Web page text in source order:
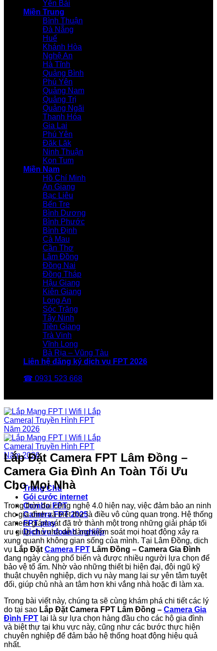
Yên Bái
Miền Trung
Bình Thuận
Đà Nẵng
Huế
Khánh Hòa
Nghệ An
Hà Tĩnh
Quảng Bình
Phú Yên
Quảng Nam
Quảng Trị
Quảng Ngãi
Thanh Hóa
Gia Lai
Phú Yên
Đăk Lăk
Ninh Thuận
Kon Tum
Miền Nam
Hồ Chí Minh
An Giang
Bạc Liêu
Bến Tre
Bình Dương
Bình Phước
Bình Định
Cà Mau
Cần Thơ
Lâm Đồng
Đồng Nai
Đồng Tháp
Hậu Giang
Kiên Giang
Long An
Sóc Trăng
Tây Ninh
Tiền Giang
Trà Vinh
Vĩnh Long
Bà Rịa – Vũng Tàu
Liên hệ đăng ký dịch vụ FPT 2026
☎ 0931 523 668
Trang Chủ
Gói cước internet
Combo FPT
Camera FPT 2025
FPT play
Dịch vụ doanh nghiệp
Lắp Đặt Camera FPT Lâm Đồng –
Camera Gia Đình An Toàn Tối Ưu
Cho Mọi Nhà
Trong thời đại công nghệ 4.0 hiện nay, việc đảm bảo an ninh
cho gia đình và biệt thự là điều vô cùng quan trọng. Hệ thống
camera giám sát đã trở thành một trong những giải pháp tối
ưu giúp chủ nhà dễ dàng kiểm soát mọi hoạt động xảy ra
xung quanh không gian sống của mình. Tại Lâm Đồng, dịch
vụ Lắp Đặt Camera FPT Lâm Đồng – Camera Gia Đình
đang ngày càng phổ biến và được nhiều người lựa chọn để
bảo vệ tổ ấm. Nhờ vào những thiết bị hiện đại, đội ngũ kỹ
thuật chuyên nghiệp, dịch vụ này mang lại sự yên tâm tuyệt
đối, giúp chủ nhà an tâm hơn khi vắng nhà hoặc đi làm xa.
Trong bài viết này, chúng ta sẽ cùng khám phá chi tiết các lý
do tại sao Lắp Đặt Camera FPT Lâm Đồng – Camera Gia
Đình FPT lại là sự lựa chọn hàng đầu cho các hộ gia đình
và biệt thự tại khu vực này, cũng như các bước thực hiện
chuyên nghiệp để đảm bảo hệ thống hoạt động hiệu quả
nhất.